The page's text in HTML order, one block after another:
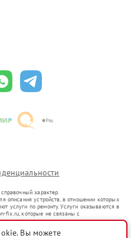
характер.
описания устройств, в отношении которых
услуги по ремонту. Услуги оказываются в
fix.ru, которые не связаны с
представителями.
в гражданский оборот в соответствии
Вы можете